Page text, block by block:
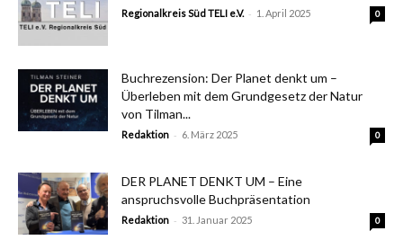
Regionalkreis Süd TELI e.V. - 1. April 2025 0
Buchrezension: Der Planet denkt um –
Überleben mit dem Grundgesetz der Natur
von Tilman...
Redaktion - 6. März 2025 0
DER PLANET DENKT UM – Eine
anspruchsvolle Buchpräsentation
Redaktion - 31. Januar 2025 0